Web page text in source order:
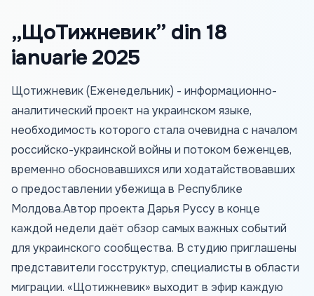
„ЩоТижневик” din 18
ianuarie 2025
Щотижневик (Еженедельник) - информационно-
аналитический проект на украинском языке,
необходимость которого стала очевидна с началом
российско-украинской войны и потоком беженцев,
временно обосновавшихся или ходатайствовавших
о предоставлении убежища в Республике
Молдова.Автор проекта Дарья Руссу в конце
каждой недели даёт обзор самых важных событий
для украинского сообщества. В студию приглашены
представители госструктур, специалисты в области
миграции. «Щотижневик» выходит в эфир каждую